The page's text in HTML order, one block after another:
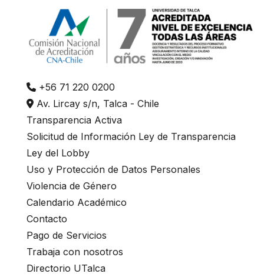
+56 71 220 0200
Av. Lircay s/n, Talca - Chile
Transparencia Activa
Solicitud de Información Ley de Transparencia
Ley del Lobby
Uso y Protección de Datos Personales
Violencia de Género
Calendario Académico
Contacto
Pago de Servicios
Trabaja con nosotros
Directorio UTalca